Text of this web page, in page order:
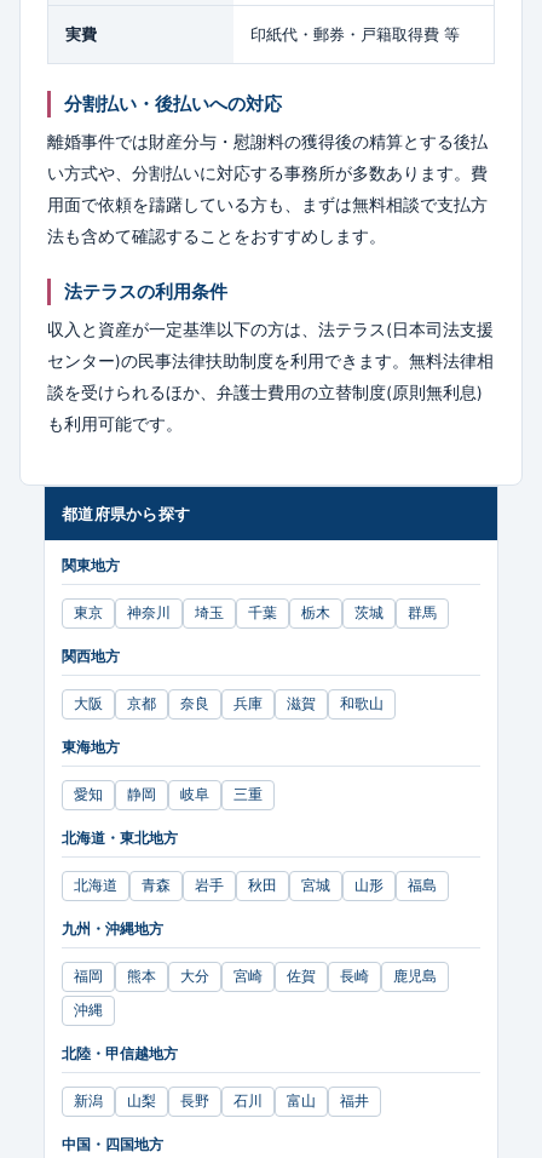
実費 印紙代・郵券・戸籍取得費 等
分割払い・後払いへの対応
離婚事件では財産分与・慰謝料の獲得後の精算とする後払
い方式や、分割払いに対応する事務所が多数あります。費
用面で依頼を躊躇している方も、まずは無料相談で支払方
法も含めて確認することをおすすめします。
法テラスの利用条件
収入と資産が一定基準以下の方は、法テラス(日本司法支援
センター)の民事法律扶助制度を利用できます。無料法律相
談を受けられるほか、弁護士費用の立替制度(原則無利息)
も利用可能です。
都道府県から探す
関東地方
東京 神奈川 埼玉 千葉 栃木 茨城 群馬
関西地方
大阪 京都 奈良 兵庫 滋賀 和歌山
東海地方
愛知 静岡 岐阜 三重
北海道・東北地方
北海道 青森 岩手 秋田 宮城 山形 福島
九州・沖縄地方
福岡 熊本 大分 宮崎 佐賀 長崎
鹿児島
沖縄
北陸・甲信越地方
新潟 山梨 長野 石川 富山 福井
中国・四国地方